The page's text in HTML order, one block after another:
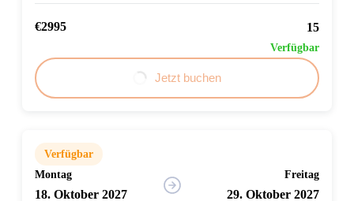
€2995 15
Verfügbar
Jetzt buchen
Verfügbar
Montag
18. Oktober 2027
Freitag
29. Oktober 2027